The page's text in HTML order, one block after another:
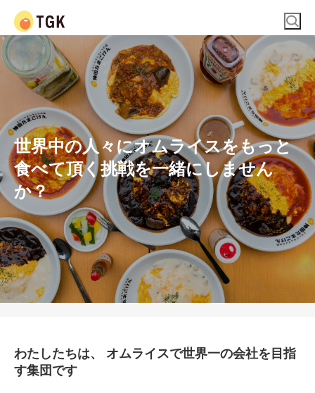
世界中の人々にオムライスをもっと
食べて頂く挑戦を一緒にしません
か？
わたしたちは、 オムライスで世界一の会社を目指
す集団です